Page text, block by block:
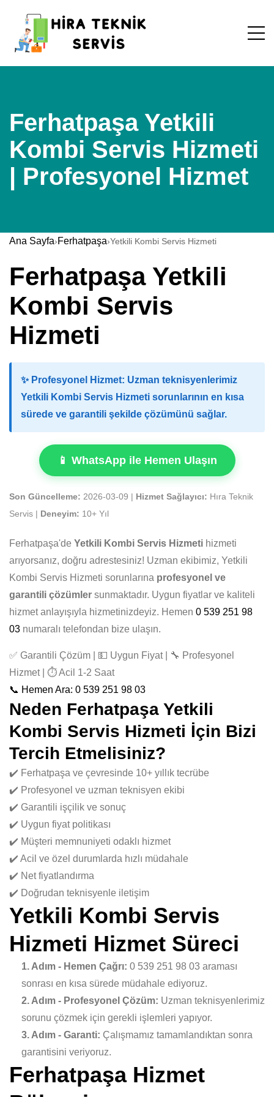
Ferhatpaşa Yetkili
Kombi Servis Hizmeti
| Profesyonel Hizmet
Ana Sayfa›Ferhatpaşa›Yetkili Kombi Servis Hizmeti
Ferhatpaşa Yetkili
Kombi Servis
Hizmeti
✨ Profesyonel Hizmet: Uzman teknisyenlerimiz
Yetkili Kombi Servis Hizmeti sorunlarının en kısa
sürede ve garantili şekilde çözümünü sağlar.
📱 WhatsApp ile Hemen Ulaşın
Son Güncelleme: 2026-03-09 | Hizmet Sağlayıcı: Hıra Teknik
Servis |
Deneyim: 10+ Yıl
Ferhatpaşa'de Yetkili Kombi Servis Hizmeti hizmeti
arıyorsanız, doğru adrestesiniz! Uzman ekibimiz, Yetkili
Kombi Servis Hizmeti sorunlarına profesyonel ve
garantili çözümler sunmaktadır. Uygun fiyatlar ve kaliteli
hizmet anlayışıyla hizmetinizdeyiz. Hemen 0 539 251 98
03 numaralı telefondan bize ulaşın.
✅ Garantili Çözüm | 💵 Uygun Fiyat | 🔧 Profesyonel
Hizmet | ⏱️ Acil 1-2 Saat
📞 Hemen Ara: 0 539 251 98 03
Neden Ferhatpaşa Yetkili
Kombi Servis Hizmeti İçin Bizi
Tercih Etmelisiniz?
✔️ Ferhatpaşa ve çevresinde 10+ yıllık tecrübe
✔️ Profesyonel ve uzman teknisyen ekibi
✔️ Garantili işçilik ve sonuç
✔️ Uygun fiyat politikası
✔️ Müşteri memnuniyeti odaklı hizmet
✔️ Acil ve özel durumlarda hızlı müdahale
✔️ Net fiyatlandırma
✔️ Doğrudan teknisyenle iletişim
Yetkili Kombi Servis
Hizmeti Hizmet Süreci
1. Adım - Hemen Çağrı: 0 539 251 98 03 araması
sonrası en kısa sürede müdahale ediyoruz.
2. Adım - Profesyonel Çözüm: Uzman teknisyenlerimiz
sorunu çözmek için gerekli işlemleri yapıyor.
3. Adım - Garanti: Çalışmamız tamamlandıktan sonra
garantisini veriyoruz.
Ferhatpaşa Hizmet